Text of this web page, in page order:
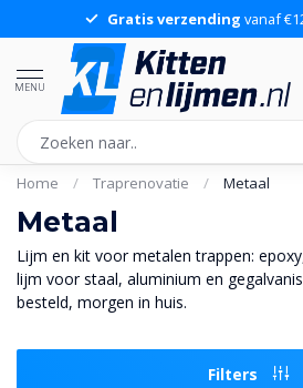
Gratis verzending vanaf
MENU
Home / Traprenovatie / Metaal
Metaal
Lijm en kit voor metalen trappen:
lijm voor staal, aluminium en
besteld, morgen in huis.
Filters